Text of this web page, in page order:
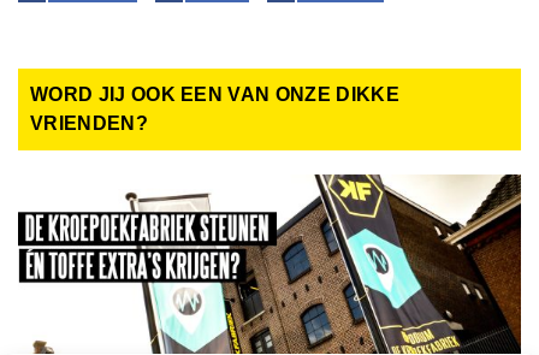
WORD JIJ OOK EEN VAN ONZE DIKKE
VRIENDEN?